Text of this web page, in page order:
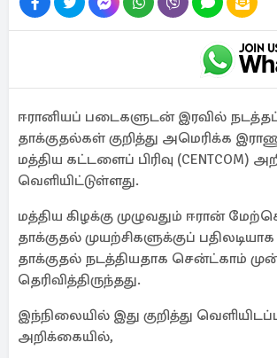
ஈரானியப் படைகளுடன் இரவில்
தாக்குதல்கள் குறித்து அமெரிக்க
மத்திய கட்டளைப் பிரிவு (CENTCOM)
வெளியிட்டுள்ளது.
மத்திய கிழக்கு முழுவதும் ஈரான்
தாக்குதல் முயற்சிகளுக்குப்
தாக்குதல் நடத்தியதாக சென்ட்காம்
தெரிவித்திருந்தது.
இந்நிலையில் இது குறித்து
அறிக்கையில்,